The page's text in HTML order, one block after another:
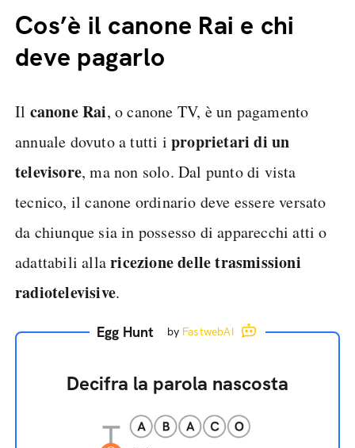
Cos’è il canone Rai e chi
deve pagarlo
Il canone Rai, o canone TV, è un pagamento
annuale dovuto a tutti i proprietari di un
televisore, ma non solo. Dal punto di vista
tecnico, il canone ordinario deve essere versato
da chiunque sia in possesso di apparecchi atti o
adattabili allaricezione delle trasmissioni
radiotelevisive.
Egg Hunt by FastwebAI
Decifra la parola nascosta